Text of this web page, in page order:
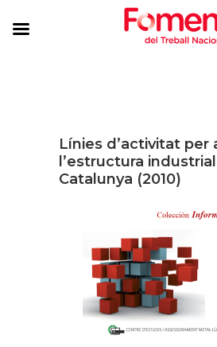
Línies d’activitat per
l’estructura
Catalunya (2010)